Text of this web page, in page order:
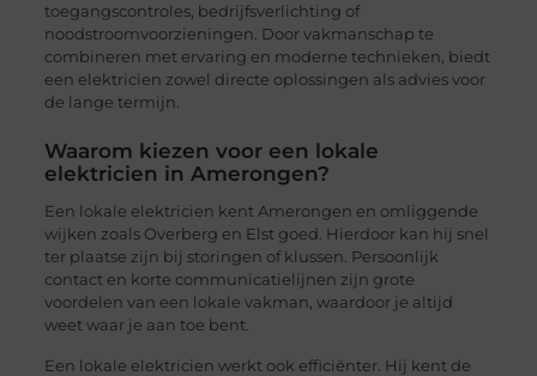
toegangscontroles, bedrijfsverlichting of
noodstroomvoorzieningen. Door vakmanschap te
combineren met ervaring en moderne technieken, biedt
een elektricien zowel directe oplossingen als advies voor
de lange termijn.
Waarom kiezen voor een lokale
elektricien in Amerongen?
Een lokale elektricien kent Amerongen en omliggende
wijken zoals Overberg en Elst goed. Hierdoor kan hij snel
ter plaatse zijn bij storingen of klussen. Persoonlijk
contact en korte communicatielijnen zijn grote
voordelen van een lokale vakman, waardoor je altijd
weet waar je aan toe bent.
Een lokale elektricien werkt ook efficiënter. Hij kent de